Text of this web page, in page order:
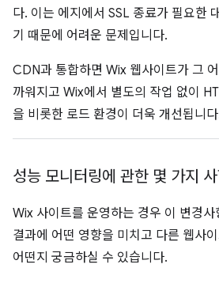
다. 이는 에지에서 SSL 종료가 필요한
기 때문에 어려운 문제입니다.
CDN과 통합하면 Wix 웹사이트가 그
까워지고 Wix에서 별도의 작업 없이
을 비롯한 로드 환경이 더욱 개선됩니
성능 모니터링에 관한 몇 가지
Wix 사이트를 운영하는 경우 이 변경
결과에 어떤 영향을 미치고 다른 웹사
어떤지 궁금하실 수 있습니다.